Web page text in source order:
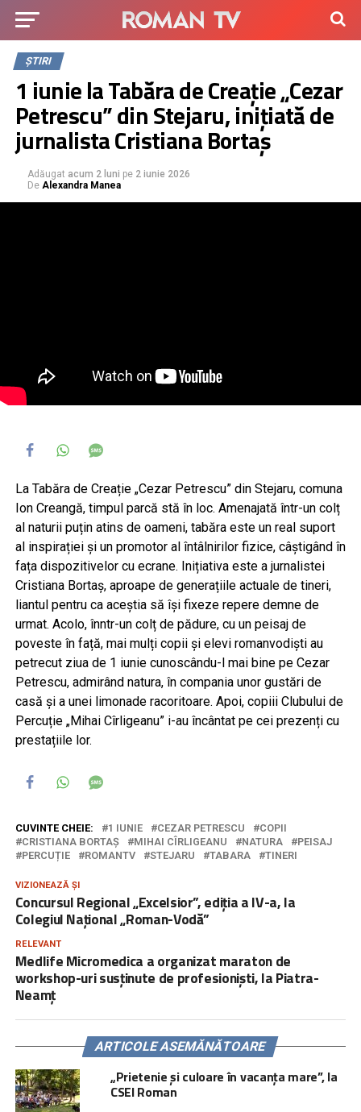
ȘTIRI
1 iunie la Tabăra de Creație „Cezar
Petrescu” din Stejaru, inițiată de
jurnalista Cristiana Bortaș
Adăugat acum 2 luni pe 2 iunie 2026
De Alexandra Manea
La Tabăra de Creație „Cezar Petrescu” din Stejaru, comuna
Ion Creangă, timpul parcă stă în loc. Amenajată într-un colț
al naturii puțin atins de oameni, tabăra este un real suport
al inspirației și un promotor al întâlnirilor fizice, câștigând în
fața dispozitivelor cu ecrane. Inițiativa este a jurnalistei
Cristiana Bortaș, aproape de generațiile actuale de tineri,
liantul pentru ca aceștia să își fixeze repere demne de
urmat. Acolo, înntr-un colț de pădure, cu un peisaj de
poveste în față, mai mulți copii și elevi romanvodiști au
petrecut ziua de 1 iunie cunoscându-l mai bine pe Cezar
Petrescu, admirând natura, în compania unor gustări de
casă și a unei limonade racoritoare. Apoi, copiii Clubului de
Percuție „Mihai Cîrligeanu” i-au încântat pe cei prezenți cu
prestațiile lor.
CUVINTE CHEIE: 1 IUNIE CEZAR PETRESCU
COPII
CRISTIANA BORTAȘ
MIHAI CÎRLIGEANU NATURA
PEISAJ
PERCUȚIE
ROMANTV STEJARU TABARA TINERI
VIZIONEAZĂ ȘI
Concursul Regional „Excelsior”, ediția a IV-a, la
Colegiul Național „Roman-Vodă”
RELEVANT
Medlife Micromedica a organizat maraton de
workshop-uri susținute de profesioniști, la Piatra-
Neamț
ARTICOLE ASEMĂNĂTOARE
„Prietenie și culoare în vacanța mare”, la
CSEI Roman